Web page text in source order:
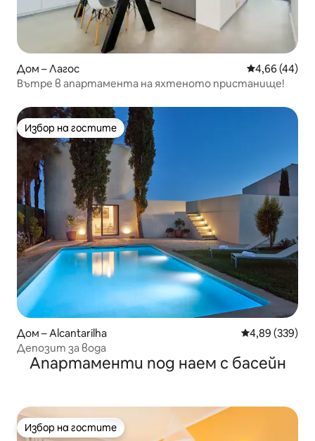
Дом – Лагос Средна
4,66 (44)
Вътре в апартамента на яхтеното пристанище!
Избор на гостите
Избор на гостите
Дом – Alcantarilha Средна
4,89 (339)
Депозит за вода
Апартаменти под наем с басейн
Избор на гостите
Избор на гостите